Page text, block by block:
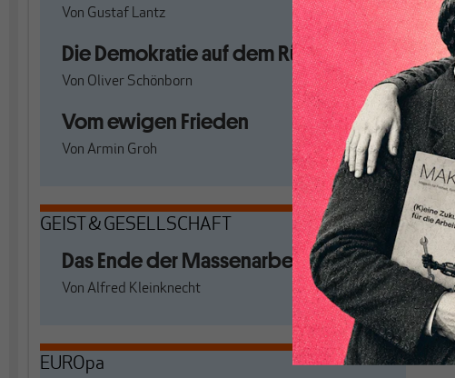
Von Gustaf Lantz
Die Demokratie auf dem Rückzug
Von Oliver Schönborn
Vom ewigen Frieden
Von Armin Groh
GEIST & GESELLSCHAFT
Das Ende der Massenarbeitslosigkeit
Von Alfred Kleinknecht
EUROpa